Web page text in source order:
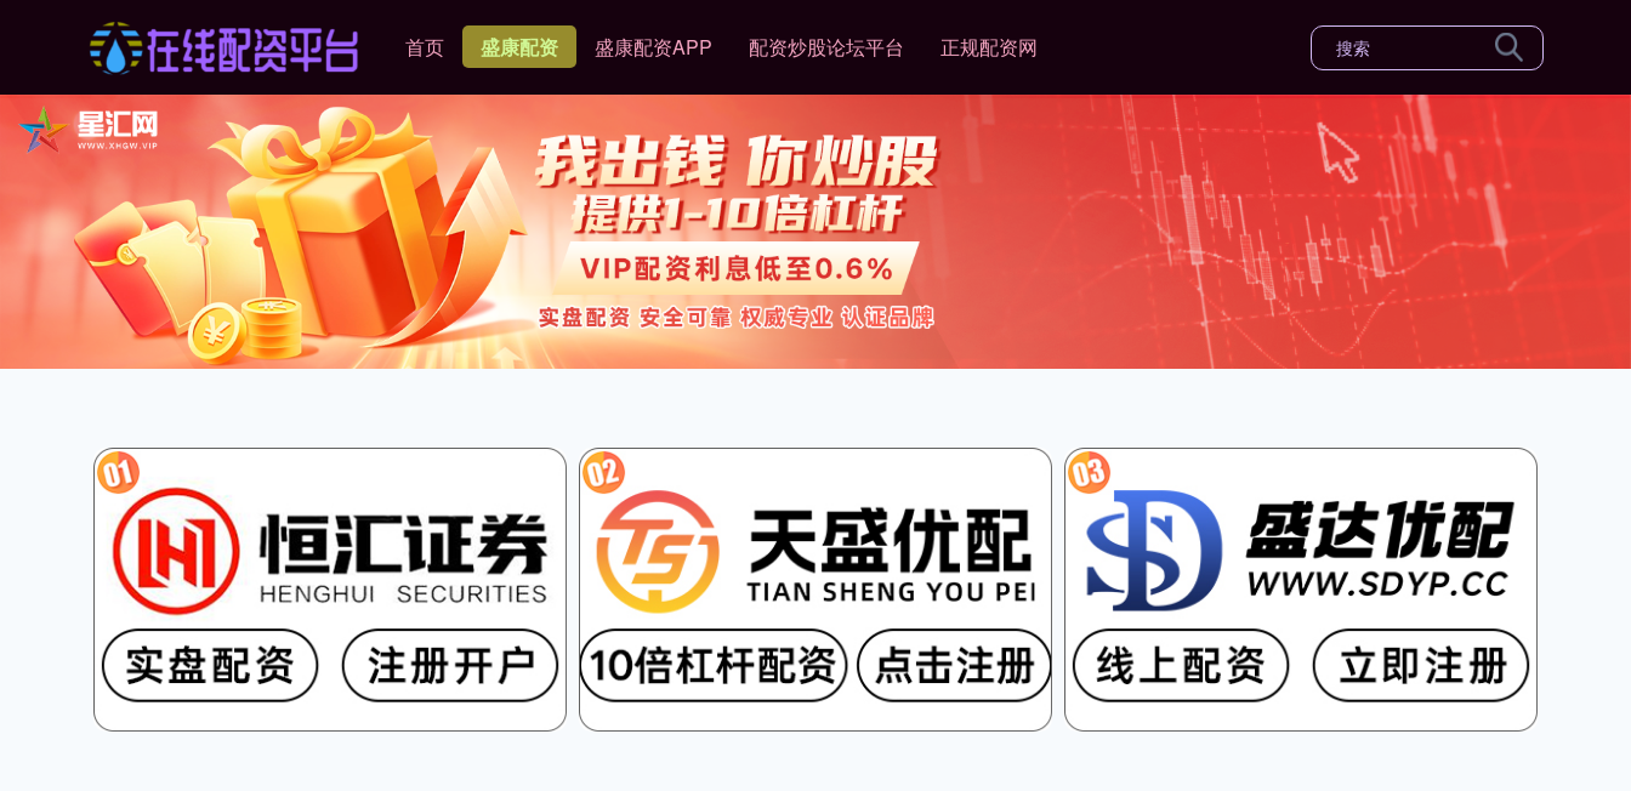
首页 盛康配资 盛康配资APP 配资炒股论坛平台 正规配资网